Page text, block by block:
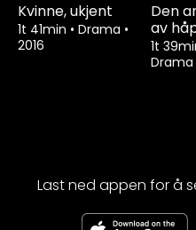
Kvinne, ukjent
1t 41min • Drama •
2016
Den
av
1t
Drama
Last ned appen for å